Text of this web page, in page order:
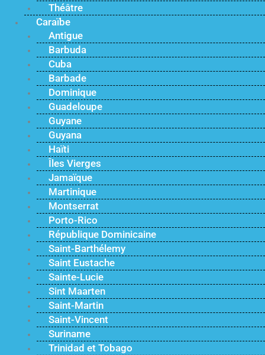
Théâtre
Caraïbe
Antigue
Barbuda
Cuba
Barbade
Dominique
Guadeloupe
Guyane
Guyana
Haïti
Îles Vierges
Jamaïque
Martinique
Montserrat
Porto-Rico
République Dominicaine
Saint-Barthélemy
Saint Eustache
Sainte-Lucie
Sint Maarten
Saint-Martin
Saint-Vincent
Suriname
Trinidad et Tobago